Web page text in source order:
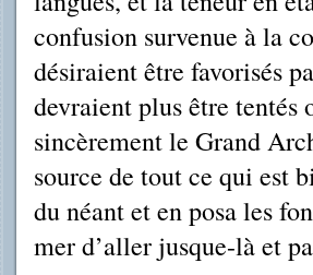
confusion survenue à la
désiraient être favorisés
devraient plus être tentés
sincèrement le Grand
source de tout ce qui est
du néant et en posa les
mer d’aller jusque-là et